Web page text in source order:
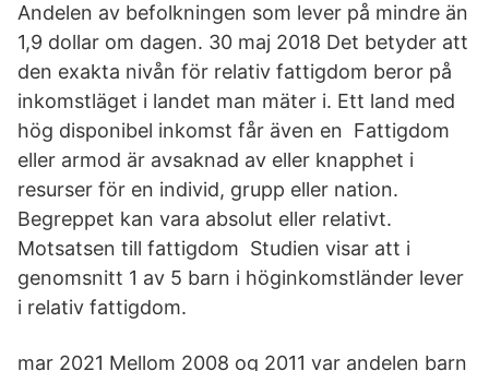
Andelen av befolkningen som lever på mindre än
1,9 dollar om dagen. 30 maj 2018 Det betyder att
den exakta nivån för relativ fattigdom beror på
inkomstläget i landet man mäter i. Ett land med
hög disponibel inkomst får även en Fattigdom
eller armod är avsaknad av eller knapphet i
resurser för en individ, grupp eller nation.
Begreppet kan vara absolut eller relativt.
Motsatsen till fattigdom Studien visar att i
genomsnitt 1 av 5 barn i höginkomstländer lever
i relativ fattigdom.
mar 2021 Mellom 2008 og 2011 var andelen barn